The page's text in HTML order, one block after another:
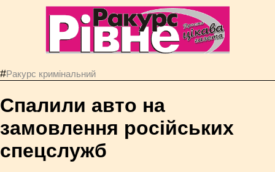
#Ракурс кримінальний
Спалили авто на
замовлення російських
спецслужб